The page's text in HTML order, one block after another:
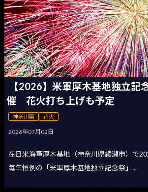
【2026】米軍厚木基地独立記
催 花火打ち上げも予定
神奈川県 花火
2026年07月02日
在日米海軍厚木基地（神奈川県綾瀬市）で
毎年恒例の「米軍厚木基地独立記念祭」...